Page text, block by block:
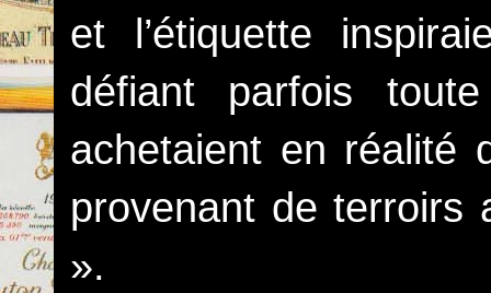
et l’étiquette
défiant parfois
achetaient en réalité
provenant de terroirs
».